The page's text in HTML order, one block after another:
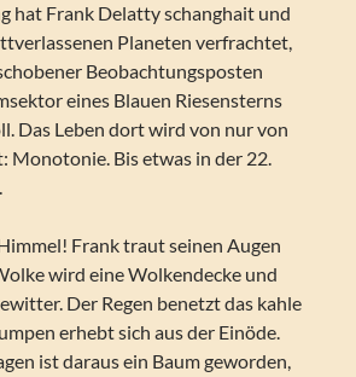
hat Frank Delatty schanghait und
Planeten verfrachtet,
Beobachtungsposten
eines Blauen Riesensterns
Das Leben dort wird von nur von
Monotonie. Bis etwas in der 22.
Frank traut seinen Augen
wird eine Wolkendecke und
Der Regen benetzt das kahle
erhebt sich aus der Einöde.
ist daraus ein Baum geworden,